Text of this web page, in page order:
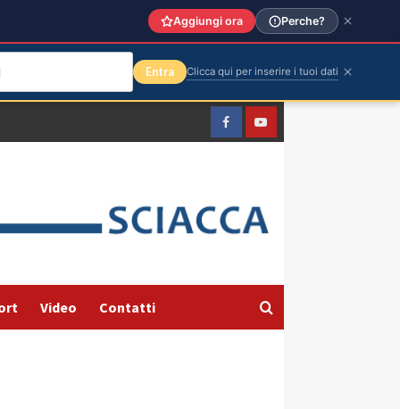
FacebookYountube
Video Contatti
Aggiungi ora Perche?
Entra Clicca qui per inserire i tuoi dati